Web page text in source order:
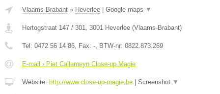
Vlaams-Brabant » Heverlee Google maps ▼
Hertogstraat 147 / 301, 3001 Heverlee (Vlaams-Brabant)
Tel: 0472 56 14 86, Fax: -, BTW-nr: 0822.873.269
E-mail › Piet Callemeyn Close-up Magie
Website: http://www.close-up-magie.be Screenshot ▼